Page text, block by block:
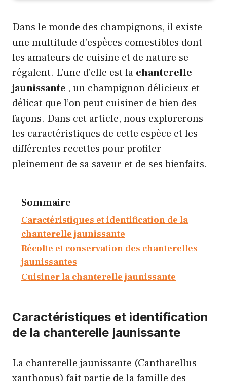
Dans le monde des champignons, il existe
une multitude d’espèces comestibles dont
les amateurs de cuisine et de nature se
régalent. L’une d’elle est la chanterelle
jaunissante , un champignon délicieux et
délicat que l’on peut cuisiner de bien des
façons. Dans cet article, nous explorerons
les caractéristiques de cette espèce et les
différentes recettes pour profiter
pleinement de sa saveur et de ses bienfaits.
Sommaire
Caractéristiques et identification de la
chanterelle jaunissante
Récolte et conservation des chanterelles
jaunissantes
Cuisiner la chanterelle jaunissante
Caractéristiques et identification
de la chanterelle jaunissante
La chanterelle jaunissante (Cantharellus